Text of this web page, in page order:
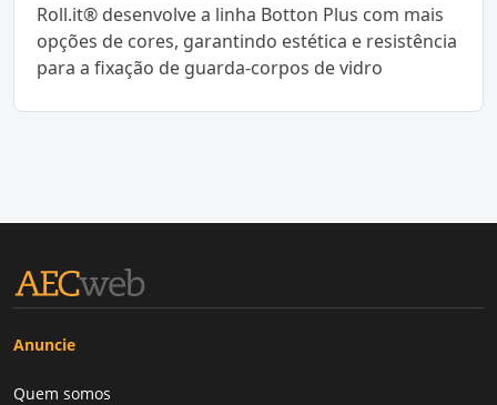
Roll.it® desenvolve a linha Botton Plus com mais
opções de cores, garantindo estética e resistência
para a fixação de guarda-corpos de vidro
Anuncie
Quem somos